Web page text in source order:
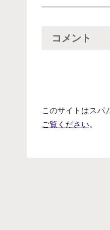
コメント
このサイトはスパ
ご覧ください。